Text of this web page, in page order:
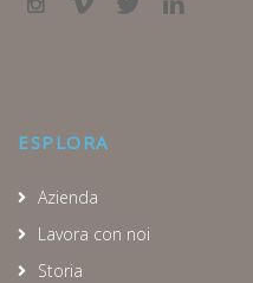
ESPLORA
Azienda
Lavora con noi
Storia